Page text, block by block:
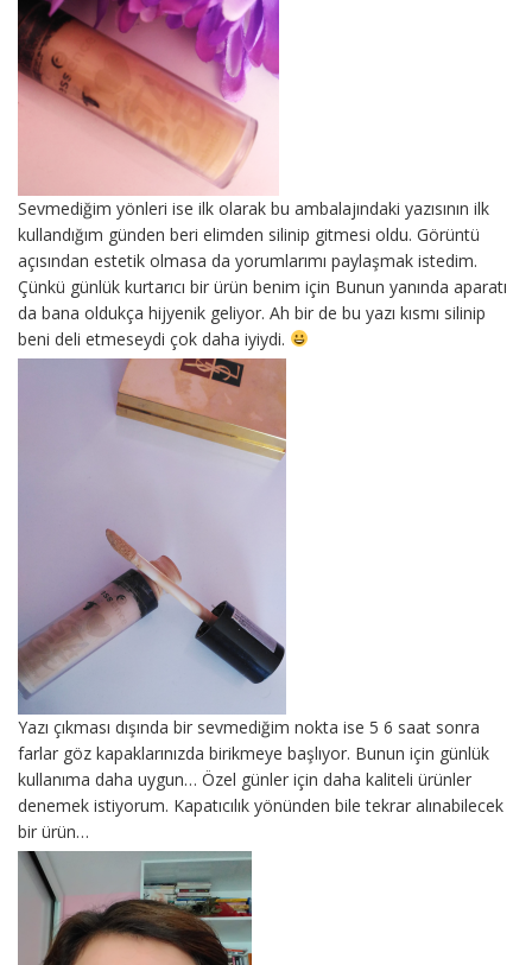
Sevmediğim yönleri ise ilk olarak bu ambalajındaki yazısının ilk
kullandığım günden beri elimden silinip gitmesi oldu. Görüntü
açısından estetik olmasa da yorumlarımı paylaşmak istedim.
Çünkü günlük kurtarıcı bir ürün benim için Bunun yanında aparatı
da bana oldukça hijyenik geliyor. Ah bir de bu yazı kısmı silinip
beni deli etmeseydi çok daha iyiydi.
Yazı çıkması dışında bir sevmediğim nokta ise 5 6 saat sonra
farlar göz kapaklarınızda birikmeye başlıyor. Bunun için günlük
kullanıma daha uygun… Özel günler için daha kaliteli ürünler
denemek istiyorum. Kapatıcılık yönünden bile tekrar alınabilecek
bir ürün…